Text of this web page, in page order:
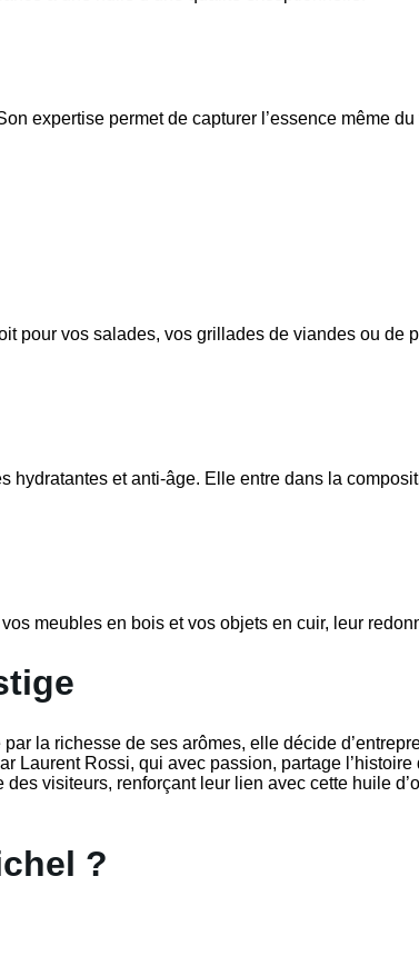
expertise permet de capturer l’essence même
pour vos salades, vos grillades de viandes ou de
hydratantes et anti-âge. Elle entre dans la
meubles en bois et vos objets en cuir, leur
la richesse de ses arômes, elle décide
Laurent Rossi, qui avec passion, partage
visiteurs, renforçant leur lien avec cette huile
?